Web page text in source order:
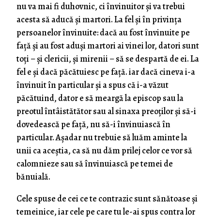
nu va mai fi duhovnic, ci învinuitor și va trebui
acesta să aducă și martori. La fel și în privința
persoanelor învinuite: dacă au fost învinuite pe
față și au fost aduși martori ai vinei lor, datori sunt
toți – și clericii, și mirenii – să se despartă de ei. La
fel e și dacă păcătuiesc pe față. iar dacă cineva i-a
învinuit în particular și a spus că i-a văzut
păcătuind, dator e să meargă la episcop sau la
preotul întâistătător sau al sinaxa preoților și să-i
dovedească pe față, nu să-i învinuiască în
particular. Așadar nu trebuie să luăm aminte la
unii ca aceștia, ca să nu dăm prilej celor ce vor să
calomnieze sau să învinuiască pe temei de
bănuială.
Cele spuse de cei ce te contrazic sunt sănătoase și
temeinice, iar cele pe care tu le-ai spus contra lor